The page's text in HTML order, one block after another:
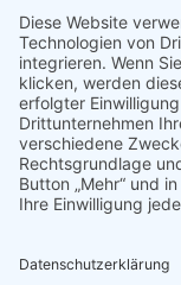
Martin Lepple
Leiter
Mobil 0172 9383582
E-Mail
ZURÜCK